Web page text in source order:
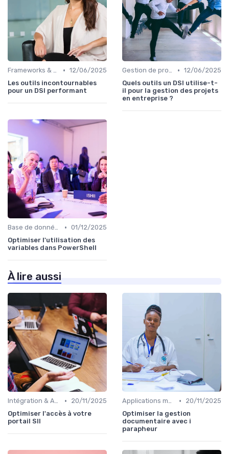
Frameworks & Outils • 12/06/2025
Les outils incontournables
pour un DSI performant
Gestion de projets • 12/06/2025
Quels outils un DSI utilise-t-
il pour la gestion des projets
en entreprise ?
Base de données • 01/12/2025
Optimiser l'utilisation des
variables dans PowerShell
À lire aussi
Intégration & APIs •
20/11/2025
Optimiser l'accès à votre
portail SII
Applications métiers •
20/11/2025
Optimiser la gestion
documentaire avec i
parapheur